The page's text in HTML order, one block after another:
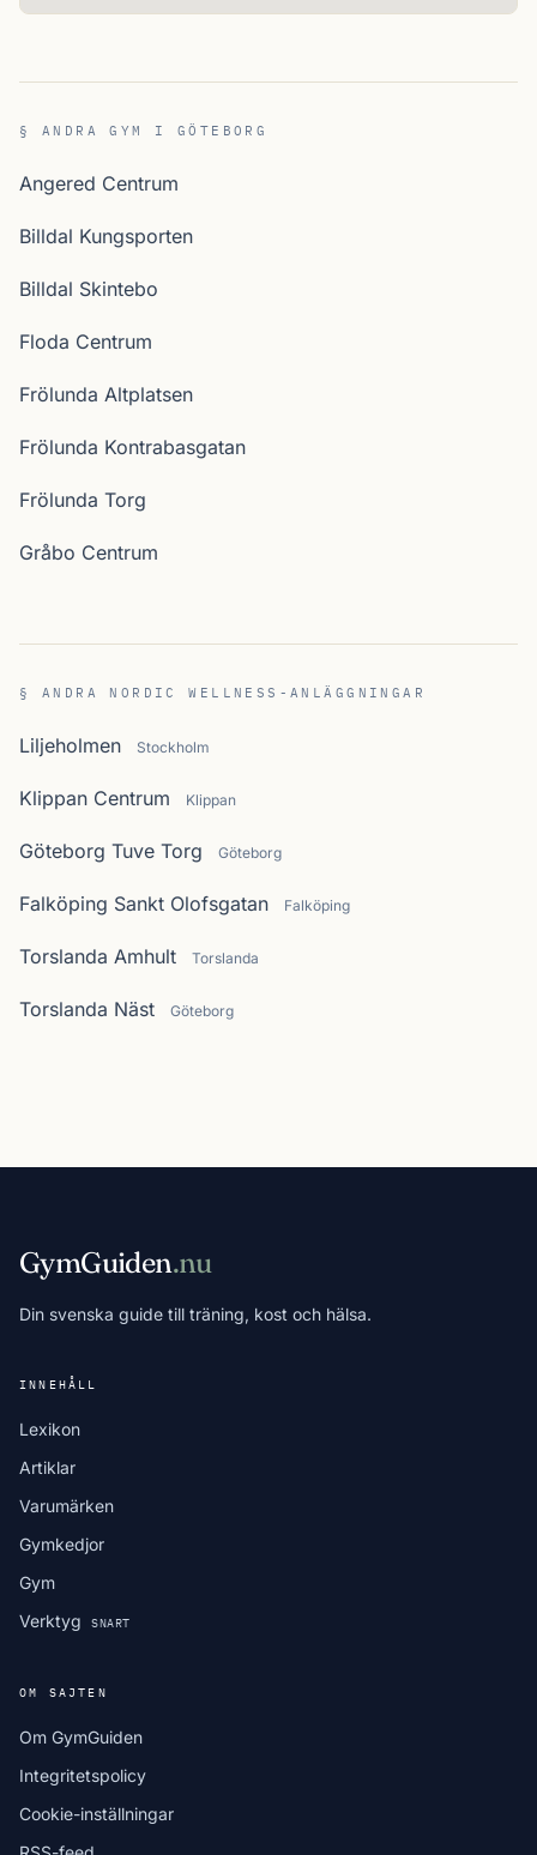
§ ANDRA GYM I GÖTEBORG
Angered Centrum
Billdal Kungsporten
Billdal Skintebo
Floda Centrum
Frölunda Altplatsen
Frölunda Kontrabasgatan
Frölunda Torg
Gråbo Centrum
§ ANDRA NORDIC WELLNESS-ANLÄGGNINGAR
Liljeholmen Stockholm
Klippan Centrum Klippan
Göteborg Tuve Torg Göteborg
Falköping Sankt Olofsgatan Falköping
Torslanda Amhult Torslanda
Torslanda Näst Göteborg
GymGuiden.nu
Din svenska guide till träning, kost och hälsa.
INNEHÅLL
Lexikon
Artiklar
Varumärken
Gymkedjor
Gym
Verktyg
SNART
OM SAJTEN
Om GymGuiden
Integritetspolicy
Cookie-inställningar